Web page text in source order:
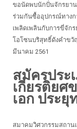
ขอนัดพบนักปั่นจักรยาน
ร่วมกันซื้ออุปกรณ์ทางก
เพลิดเพลินกับการขี่จัก
โอโซนบริสุทธิ์ดังคำข
มีนาคม 2561
สมัครประ
เกียรติยศ
เอก ประ
สมาคมวิศวกรรมสถาน